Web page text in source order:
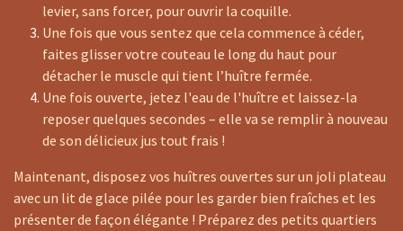
levier, sans forcer, pour ouvrir la coquille.
Une fois que vous sentez que cela commence à céder,
faites glisser votre couteau le long du haut pour
détacher le muscle qui tient l’huître fermée.
Une fois ouverte, jetez l'eau de l'huître et laissez-la
reposer quelques secondes – elle va se remplir à nouveau
de son délicieux jus tout frais !
Maintenant, disposez vos huîtres ouvertes sur un joli plateau
avec un lit de glace pilée pour les garder bien fraîches et les
présenter de façon élégante ! Préparez des petits quartiers